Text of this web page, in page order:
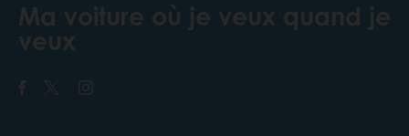
Ma voiture où je veux quand je
veux